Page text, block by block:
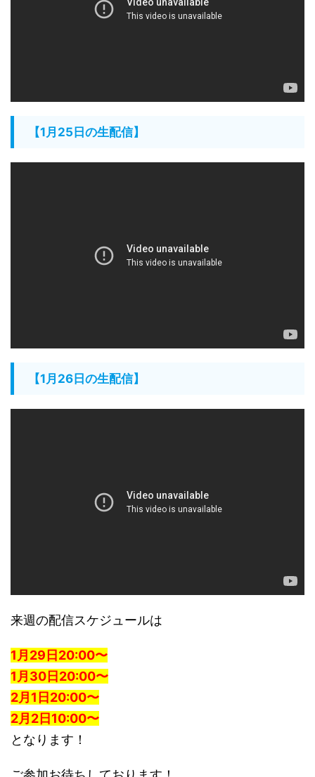
【1月25日の生配信】
【1月26日の生配信】
来週の配信スケジュールは
1月29日20:00〜
1月30日20:00〜
2月1日20:00〜
2月2日10:00〜
となります！